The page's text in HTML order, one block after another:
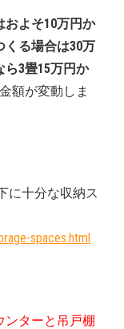
およそ10万円か
くる場合は30万
ら3畳15万円か
額が変動しま
に十分な収納ス
spaces.html
ンターと吊戸棚